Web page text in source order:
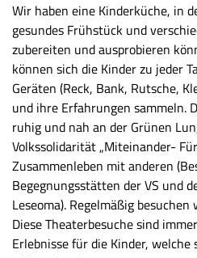
Wir haben eine Kinderküche, in
gesundes Frühstück und
zubereiten und ausprobieren
können sich die Kinder zu jeder
Geräten (Reck, Bank, Rutsche,
und ihre Erfahrungen sammeln.
ruhig und nah an der Grünen
Volkssolidarität „Miteinander-
Zusammenleben mit anderen
Begegnungsstätten der VS und
Leseoma). Regelmäßig
Diese Theaterbesuche sind
Erlebnisse für die Kinder, welche